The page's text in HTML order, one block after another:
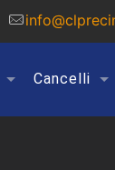
Cancelli